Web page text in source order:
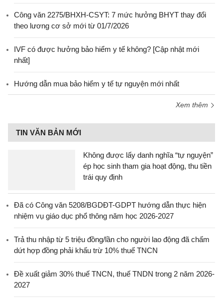
Công văn 2275/BHXH-CSYT: 7 mức hưởng BHYT thay đổi
theo lương cơ sở mới từ 01/7/2026
IVF có được hưởng bảo hiểm y tế không? [Cập nhật mới
nhất]
Hướng dẫn mua bảo hiểm y tế tự nguyện mới nhất
Xem thêm
TIN VĂN BẢN MỚI
Không được lấy danh nghĩa “tự nguyện”
ép học sinh tham gia hoạt động, thu tiền
trái quy định
Đã có Công văn 5208/BGDĐT-GDPT hướng dẫn thực hiện
nhiệm vụ giáo dục phổ thông năm học 2026-2027
Trả thu nhập từ 5 triệu đồng/lần cho người lao động đã chấm
dứt hợp đồng phải khấu trừ 10% thuế TNCN
Đề xuất giảm 30% thuế TNCN, thuế TNDN trong 2 năm 2026-
2027